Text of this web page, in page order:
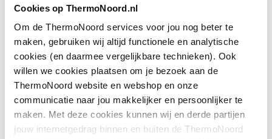
Cookies op ThermoNoord.nl
Om de ThermoNoord services voor jou nog beter te
maken, gebruiken wij altijd functionele en analytische
cookies (en daarmee vergelijkbare technieken). Ook
willen we cookies plaatsen om je bezoek aan de
ThermoNoord website en webshop en onze
communicatie naar jou makkelijker en persoonlijker te
maken. Met deze cookies kunnen wij en derde partijen
jouw internetgedrag binnen en buiten de ThermoNoord
Maat thermostatisch
regelelement
M28 x 1,5
Vorm Recht
Model Staartstuk/buitendraad
Met gebogen staartstuk Nee
Toon meer
Downloads
Aansluitschema image/jpeg
schemaimage/jpeg ,111 KB